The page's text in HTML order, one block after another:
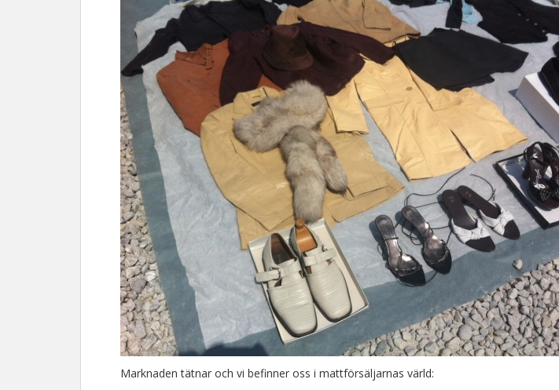
Marknaden tätnar och vi befinner oss i mattförsäljarnas värld: